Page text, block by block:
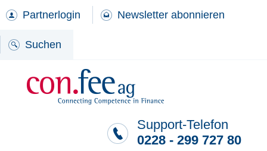
Partnerlogin Newsletter abonnieren
Suchen
Support-Telefon
0228 - 299 727 80